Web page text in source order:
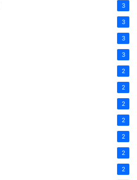
3
3
3
3
2
2
2
2
2
2
2